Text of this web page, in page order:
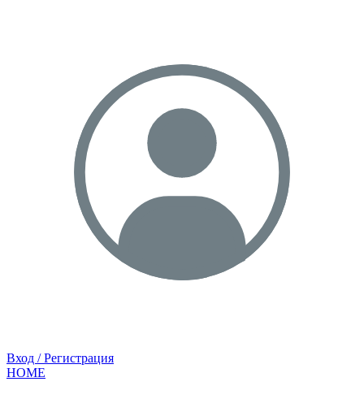
Вход / Регистрация
HOME